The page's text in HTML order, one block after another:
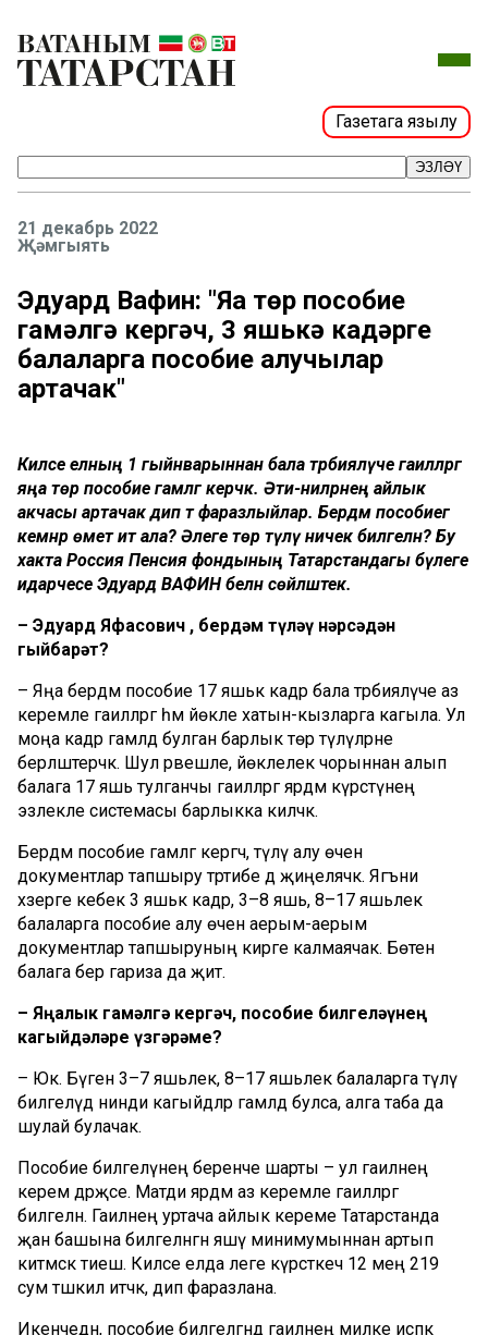
Газетага язылу
ЭЗЛӘҮ
21 декабрь 2022
Җәмгыять
Эдуард Вафин: "Яңа төр пособие
гамәлгә кергәч, 3 яшькә кадәрге
балаларга пособие алучылар
артачак"
Киләсе елның 1 гыйнварыннан бала тәрбияләүче гаиләләргә
яңа төр пособие гамәлгә керәчәк. Әти-әниләрнең айлык
акчасы артачак дип тә фаразлыйлар. Бердәм пособиегә
кемнәр өмет итә ала? Әлеге төр түләү ничек билгеләнә? Бу
хакта Россия Пенсия фондының Татарстандагы бүлеге
идарәчесе Эдуард ВАФИН белән сөйләштек.
– Эдуард Яфасович , бердәм түләү нәрсәдән
гыйбарәт?
– Яңа бердәм пособие 17 яшькә кадәр бала тәрбияләүче аз
керемле гаиләләргә һәм йөкле хатын-кызларга кагыла. Ул
моңа кадәр гамәлдә булган барлык төр түләүләрне
берләштерәчәк. Шул рәвешле, йөклелек чорыннан алып
балага 17 яшь тулганчы гаиләләргә ярдәм күрсәтүнең
эзлекле системасы барлыкка киләчәк.
Бердәм пособие гамәлгә кергәч, түләү алу өчен
документлар тапшыру тәртибе дә җиңеләячәк. Ягъни
хәзерге кебек 3 яшькә кадәр, 3–8 яшь, 8–17 яшьлек
балаларга пособие алу өчен аерым-аерым
документлар тапшыруның кирәге калмаячак. Бөтен
балага бер гариза да җитә.
– Яңалык гамәлгә кергәч, пособие билгеләүнең
кагыйдәләре үзгәрәме?
– Юк. Бүген 3–7 яшьлек, 8–17 яшьлек балаларга түләү
билгеләүдә нинди кагыйдәләр гамәлдә булса, алга таба да
шулай булачак.
Пособие билгеләүнең беренче шарты – ул гаиләнең
керем дәрәҗәсе. Матди ярдәм аз керемле гаиләләргә
билгеләнә. Гаиләнең уртача айлык кереме Татарстанда
җан башына билгеләнгән яшәү минимумыннан артып
китмәскә тиеш. Киләсе елда әлеге күрсәткеч 12 мең 219
сум тәшкил итәчәк, дип фаразлана.
Икенчедән, пособие билгеләгәндә гаиләнең милке исәпкә